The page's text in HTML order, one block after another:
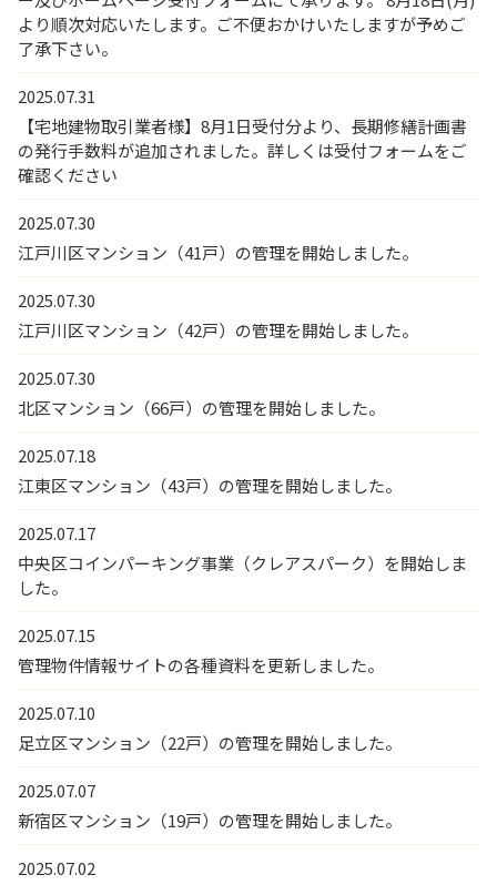
より順次対応いたします。ご不便おかけいたしますが予めご
了承下さい。
2025.07.31
【宅地建物取引業者様】8月1日受付分より、長期修繕計画書
の発行手数料が追加されました。詳しくは受付フォームをご
確認ください
2025.07.30
江戸川区マンション（41戸）の管理を開始しました。
2025.07.30
江戸川区マンション（42戸）の管理を開始しました。
2025.07.30
北区マンション（66戸）の管理を開始しました。
2025.07.18
江東区マンション（43戸）の管理を開始しました。
2025.07.17
中央区コインパーキング事業（クレアスパーク）を開始しま
した。
2025.07.15
管理物件情報サイトの各種資料を更新しました。
2025.07.10
足立区マンション（22戸）の管理を開始しました。
2025.07.07
新宿区マンション（19戸）の管理を開始しました。
2025.07.02